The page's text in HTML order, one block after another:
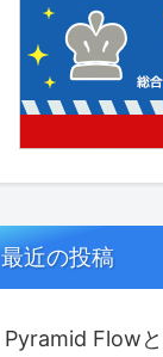
最近の投稿
Pyramid Flowと